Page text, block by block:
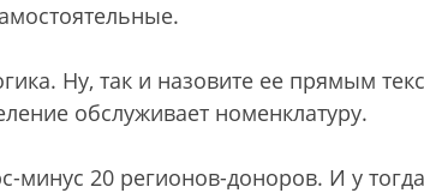
Ну, так и назовите ее прямым
обслуживает номенклатуру.
минус 20 регионов-доноров. И у